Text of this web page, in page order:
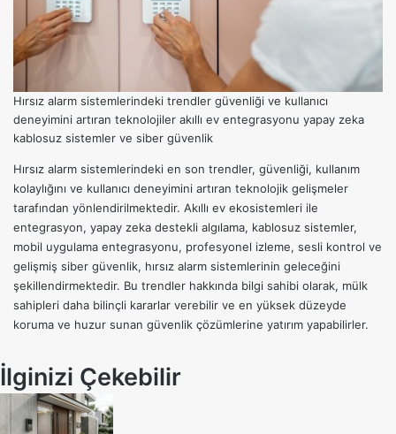
Hırsız alarm sistemlerindeki trendler güvenliği ve kullanıcı
deneyimini artıran teknolojiler akıllı ev entegrasyonu yapay zeka
kablosuz sistemler ve siber güvenlik
Hırsız alarm sistemlerindeki en son trendler, güvenliği, kullanım
kolaylığını ve kullanıcı deneyimini artıran teknolojik gelişmeler
tarafından yönlendirilmektedir. Akıllı ev ekosistemleri ile
entegrasyon, yapay zeka destekli algılama, kablosuz sistemler,
mobil uygulama entegrasyonu, profesyonel izleme, sesli kontrol ve
gelişmiş siber güvenlik, hırsız alarm sistemlerinin geleceğini
şekillendirmektedir. Bu trendler hakkında bilgi sahibi olarak, mülk
sahipleri daha bilinçli kararlar verebilir ve en yüksek düzeyde
koruma ve huzur sunan güvenlik çözümlerine yatırım yapabilirler.
İlginizi Çekebilir